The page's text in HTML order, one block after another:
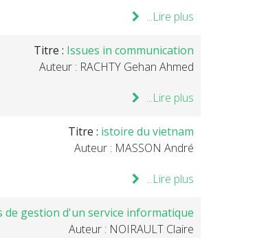
Lire plus...
Titre : Issues in communication
Auteur : RACHTY Gehan Ahmed
Lire plus...
Titre : istoire du vietnam
Auteur : MASSON André
Lire plus...
de gestion d'un service informatique
Auteur : NOIRAULT Claire